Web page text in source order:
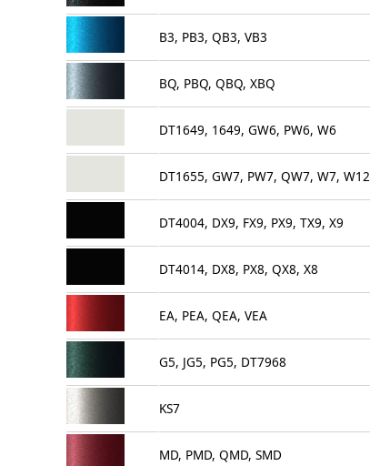
B3, PB3, QB3, VB3
BQ, PBQ, QBQ, XBQ
DT1649, 1649, GW6, PW6, W6
DT1655, GW7, PW7, QW7, W7, W12
DT4004, DX9, FX9, PX9, TX9, X9
DT4014, DX8, PX8, QX8, X8
EA, PEA, QEA, VEA
G5, JG5, PG5, DT7968
KS7
MD, PMD, QMD, SMD